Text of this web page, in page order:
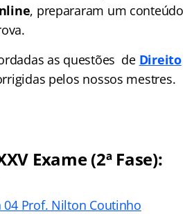
, prepararam um conteúdo
as questões de Direito
pelos nossos mestres.
Exame (2ª Fase):
04 Prof. Nilton Coutinho